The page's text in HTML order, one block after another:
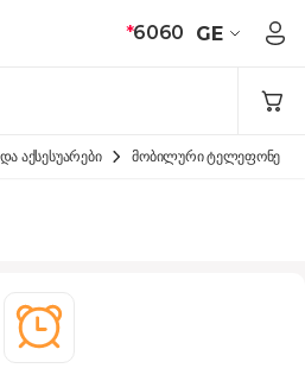
*6060 GE
აქსესუარები მობილური ტელეფონები